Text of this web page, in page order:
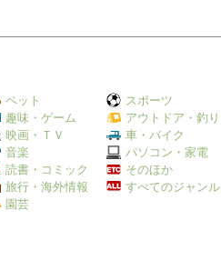
ペット
趣味・ゲーム
映画・ＴＶ
音楽
読書・コミック
旅行・海外情報
園芸
スポーツ
アウトドア・釣り
車・バイク
パソコン・家電
そのほか
すべてのジャンル